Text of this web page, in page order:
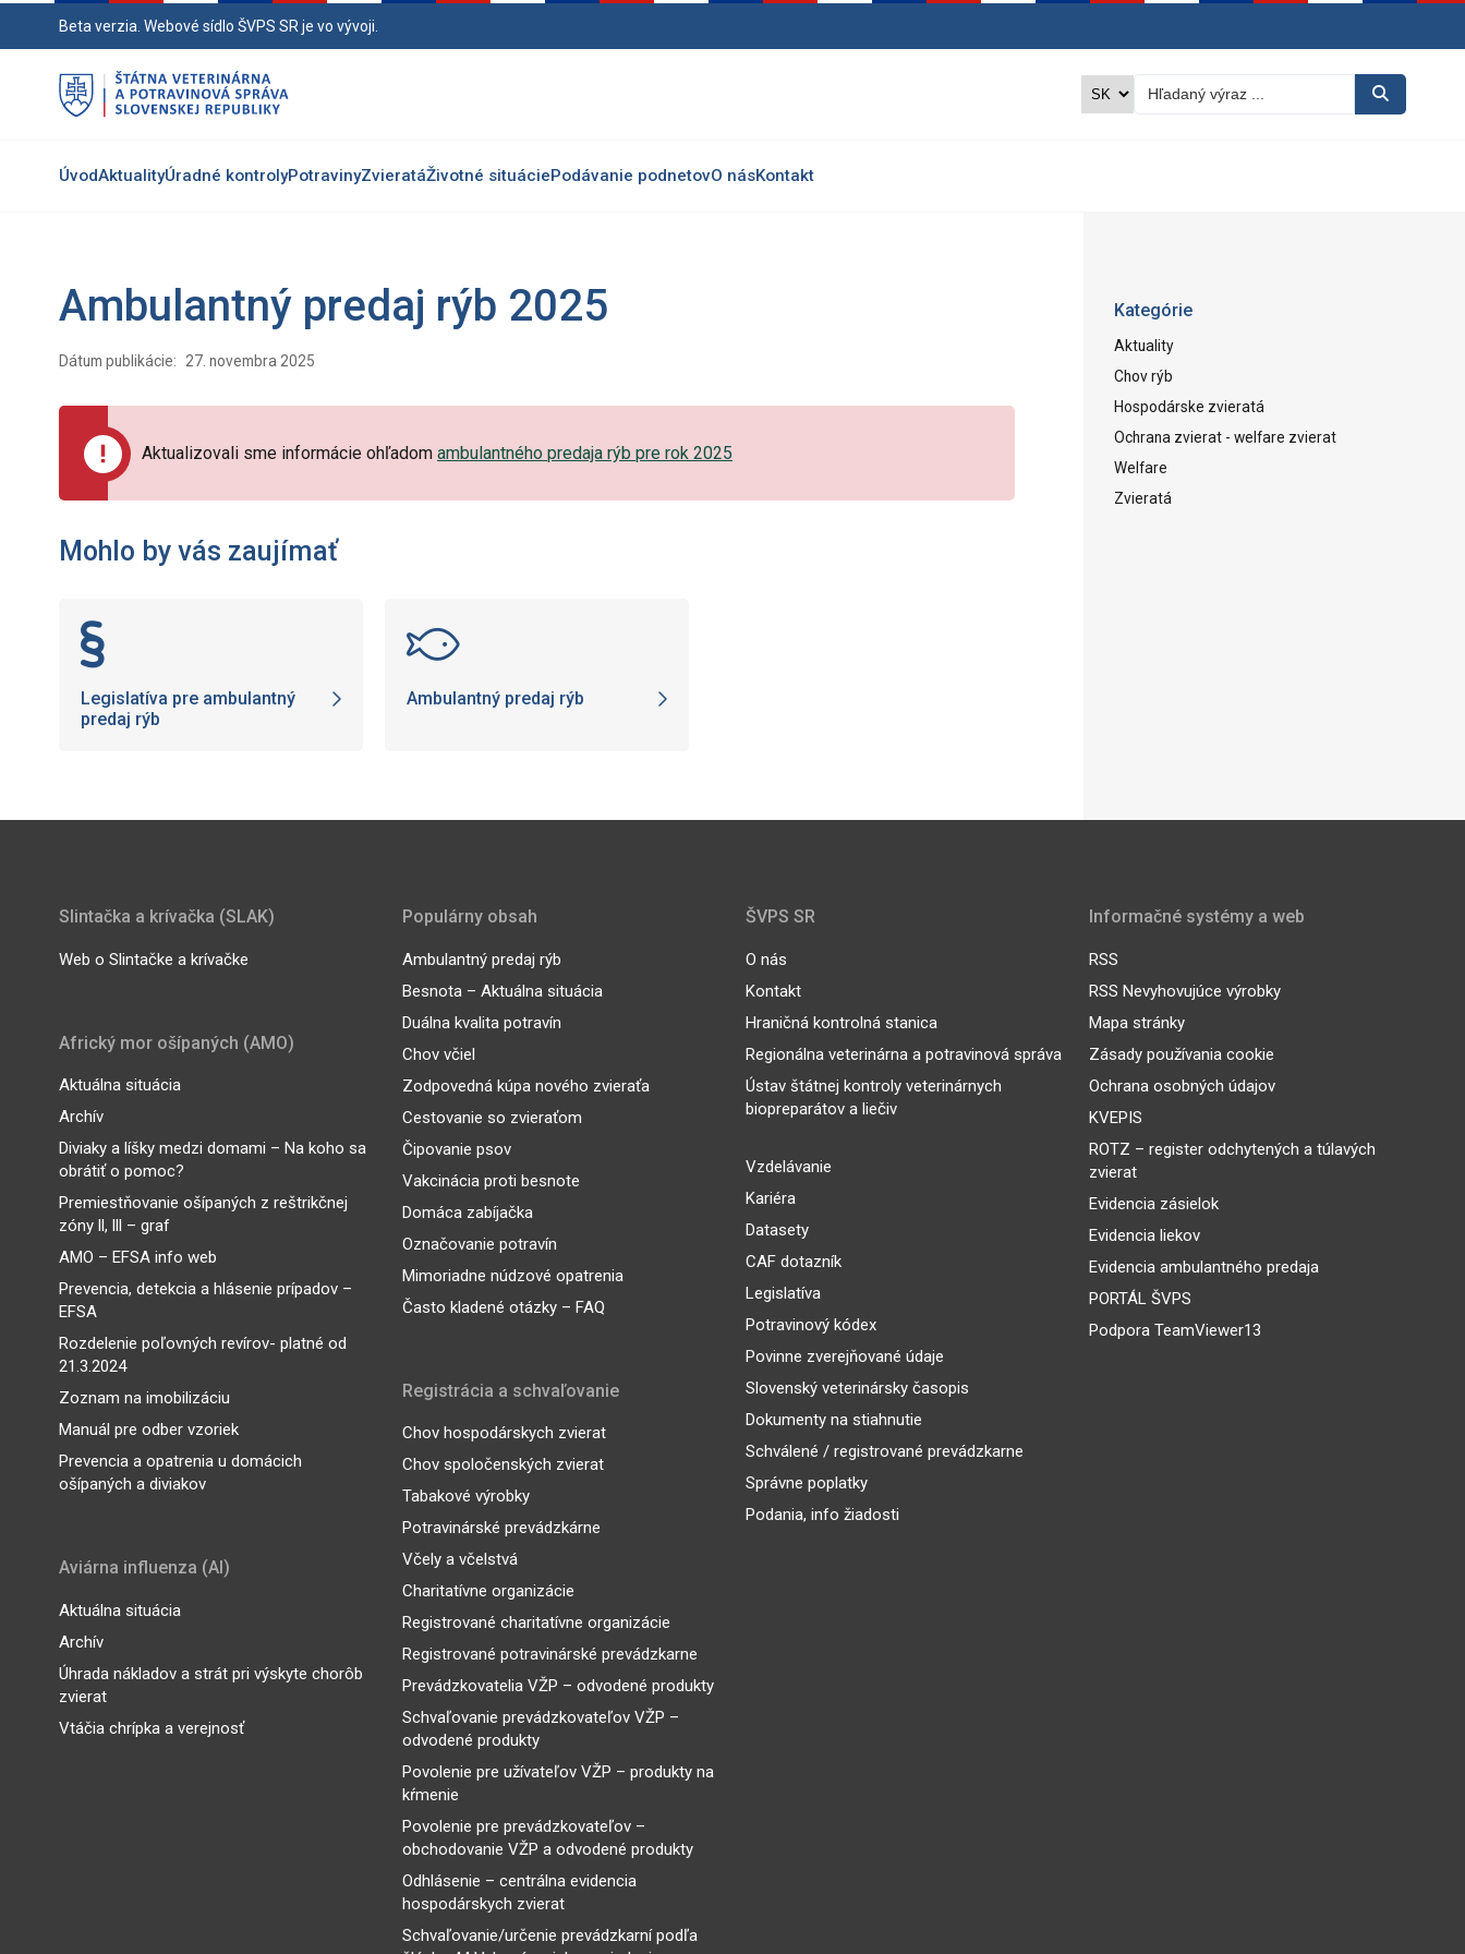
Beta verzia. Webové sídlo ŠVPS SR je vo vývoji.
ÚvodAktualityÚradné kontrolyPotravinyZvieratáŽivotné situáciePodávanie podnetovO násKontakt
Ambulantný predaj rýb 2025
Dátum publikácie: 27. novembra 2025
Aktualizovali sme informácie ohľadomambulantného predaja rýb pre rok 2025
Mohlo by vás zaujímať
Legislatíva pre ambulantný
predaj rýb
Ambulantný predaj rýb
Kategórie
Aktuality
Chov rýb
Hospodárske zvieratá
Ochrana zvierat - welfare zvierat
Welfare
Zvieratá
Slintačka a krívačka (SLAK)
Web o Slintačke a krívačke
Africký mor ošípaných (AMO)
Aktuálna situácia
Archív
Diviaky a líšky medzi domami – Na koho sa
obrátiť o pomoc?
Premiestňovanie ošípaných z reštrikčnej
zóny ll, lll – graf
AMO – EFSA info web
Prevencia, detekcia a hlásenie prípadov –
EFSA
Rozdelenie poľovných revírov- platné od
21.3.2024
Zoznam na imobilizáciu
Manuál pre odber vzoriek
Prevencia a opatrenia u domácich
ošípaných a diviakov
Aviárna influenza (AI)
Aktuálna situácia
Archív
Úhrada nákladov a strát pri výskyte chorôb
zvierat
Vtáčia chrípka a verejnosť
Populárny obsah
Ambulantný predaj rýb
Besnota – Aktuálna situácia
Duálna kvalita potravín
Chov včiel
Zodpovedná kúpa nového zvieraťa
Cestovanie so zvieraťom
Čipovanie psov
Vakcinácia proti besnote
Domáca zabíjačka
Označovanie potravín
Mimoriadne núdzové opatrenia
Často kladené otázky – FAQ
Registrácia a schvaľovanie
Chov hospodárskych zvierat
Chov spoločenských zvierat
Tabakové výrobky
Potravinárské prevádzkárne
Včely a včelstvá
Charitatívne organizácie
Registrované charitatívne organizácie
Registrované potravinárské prevádzkarne
Prevádzkovatelia VŽP – odvodené produkty
Schvaľovanie prevádzkovateľov VŽP –
odvodené produkty
Povolenie pre užívateľov VŽP – produkty na
kŕmenie
Povolenie pre prevádzkovateľov –
obchodovanie VŽP a odvodené produkty
Odhlásenie – centrálna evidencia
hospodárskych zvierat
Schvaľovanie/určenie prevádzkarní podľa
ŠVPS SR
O nás
Kontakt
Hraničná kontrolná stanica
Regionálna veterinárna a potravinová správa
Ústav štátnej kontroly veterinárnych
biopreparátov a liečiv
Vzdelávanie
Kariéra
Datasety
CAF dotazník
Legislatíva
Potravinový kódex
Povinne zverejňované údaje
Slovenský veterinársky časopis
Dokumenty na stiahnutie
Schválené / registrované prevádzkarne
Správne poplatky
Podania, info žiadosti
Informačné systémy a web
RSS
RSS Nevyhovujúce výrobky
Mapa stránky
Zásady používania cookie
Ochrana osobných údajov
KVEPIS
ROTZ – register odchytených a túlavých
zvierat
Evidencia zásielok
Evidencia liekov
Evidencia ambulantného predaja
PORTÁL ŠVPS
Podpora TeamViewer13